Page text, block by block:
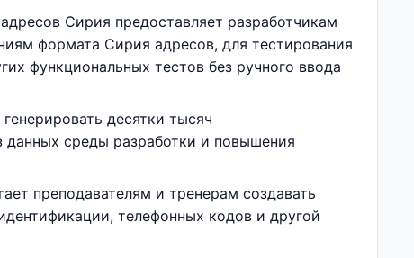
Сирия предоставляет разработчикам
формата Сирия адресов, для тестирования
функциональных тестов без ручного ввода
десятки тысяч
данных среды разработки и повышения
преподавателям и тренерам создавать
телефонных кодов и другой